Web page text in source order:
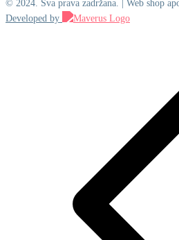
© 2024. Sva prava zadržana. | Web shop
Developed by